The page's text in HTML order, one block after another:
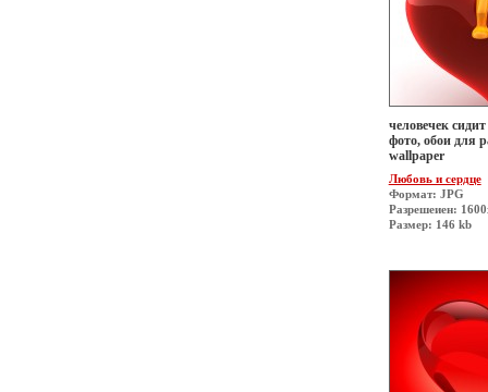
человечек
фото, обои для
wallpaper
Любовь и сердце
Формат: JPG
Разрешеиен:
Размер: 146 kb